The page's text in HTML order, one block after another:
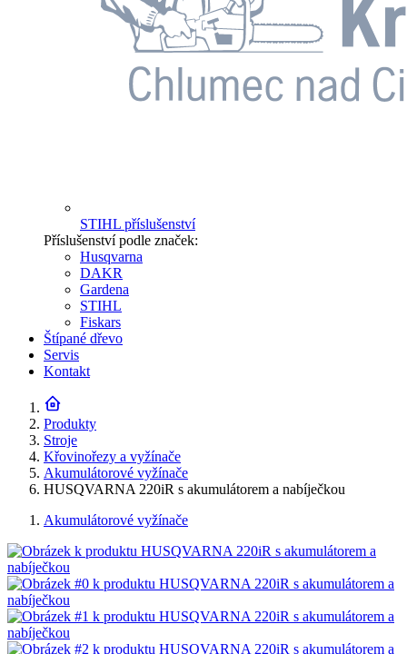
STIHL příslušenství
Příslušenství podle značek:
Husqvarna
DAKR
Gardena
STIHL
Fiskars
Štípané dřevo
Servis
Kontakt
Produkty
Stroje
Křovinořezy a vyžínače
Akumulátorové vyžínače
HUSQVARNA 220iR s akumulátorem a nabíječkou
Akumulátorové vyžínače